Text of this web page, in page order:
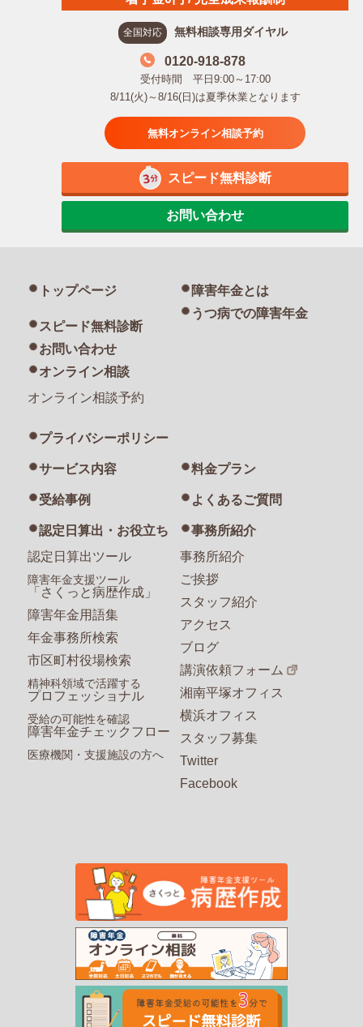
全国対応 無料相談専用ダイヤル
0120-918-878
受付時間 平日9:00～17:00
8/11(火)～8/16(日)は夏季休業となります
無料オンライン相談予約
スピード無料診断
お問い合わせ
トップページ
スピード無料診断
お問い合わせ
オンライン相談
オンライン相談予約
プライバシーポリシー
障害年金とは
うつ病での障害年金
サービス内容 料金プラン
受給事例 よくあるご質問
認定日算出・お役立ち
認定日算出ツール
障害年金支援ツール
「さくっと病歴作成」
障害年金用語集
年金事務所検索
市区町村役場検索
精神科領域で活躍する
プロフェッショナル
受給の可能性を確認
障害年金チェックフロー
医療機関・支援施設の方へ
事務所紹介
事務所紹介
ご挨拶
スタッフ紹介
アクセス
ブログ
講演依頼フォーム
湘南平塚オフィス
横浜オフィス
スタッフ募集
Twitter
Facebook